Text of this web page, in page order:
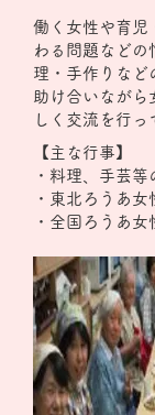
働く女性や育児
わる問題などの
理・手作りなど
助け合いながら
しく交流を行っ
【主な行事】
・料理、手芸等
・東北ろうあ女
・全国ろうあ女